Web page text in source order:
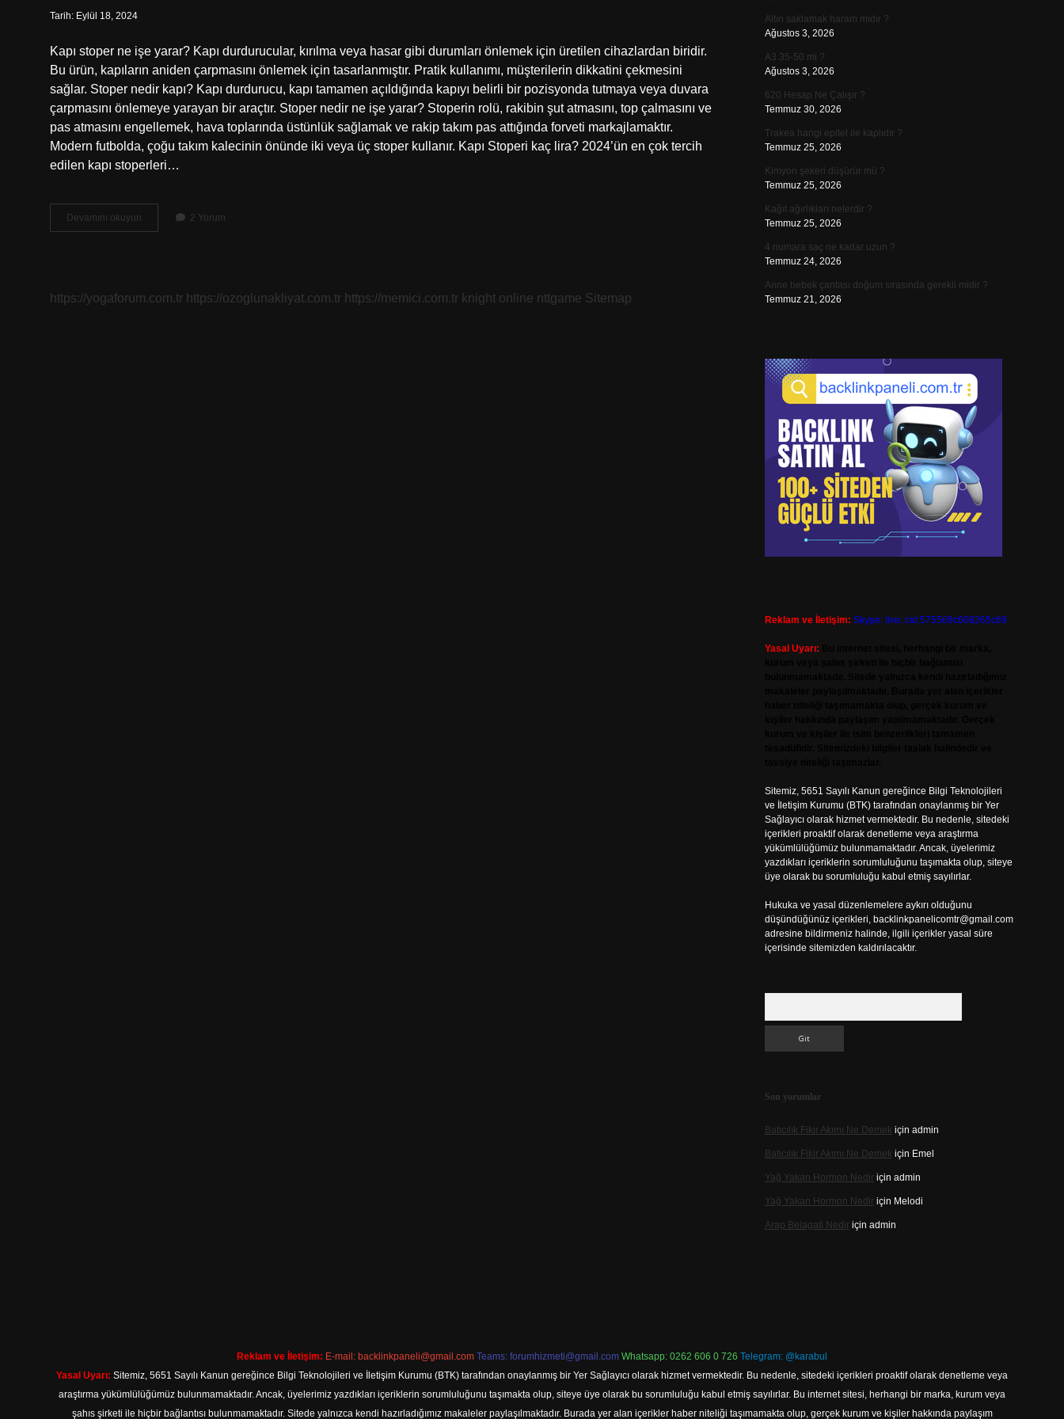
Tarih: Eylül 18, 2024
Kapı stoper ne işe yarar? Kapı durdurucular, kırılma veya hasar gibi durumları önlemek için üretilen cihazlardan biridir.
Bu ürün, kapıların aniden çarpmasını önlemek için tasarlanmıştır. Pratik kullanımı, müşterilerin dikkatini çekmesini
sağlar. Stoper nedir kapı? Kapı durdurucu, kapı tamamen açıldığında kapıyı belirli bir pozisyonda tutmaya veya duvara
çarpmasını önlemeye yarayan bir araçtır. Stoper nedir ne işe yarar? Stoperin rolü, rakibin şut atmasını, top çalmasını ve
pas atmasını engellemek, hava toplarında üstünlük sağlamak ve rakip takım pas attığında forveti markajlamaktır.
Modern futbolda, çoğu takım kalecinin önünde iki veya üç stoper kullanır. Kapı Stoperi kaç lira? 2024’ün en çok tercih
edilen kapı stoperleri…
Devamını okuyun
Kolu
2 Yorum
https://yogaforum.com.tr https://ozoglunakliyat.com.tr https://memici.com.tr knight online nttgame Sitemap
Altın saklamak haram mıdır ?
Ağustos 3, 2026
A3 35-50 mi ?
Ağustos 3, 2026
620 Hesap Ne Çalışır ?
Temmuz 30, 2026
Trakea hangi epitel ile kaplıdır ?
Temmuz 25, 2026
Kimyon şekeri düşürür mü ?
Temmuz 25, 2026
Kağıt ağırlıkları nelerdir ?
Temmuz 25, 2026
4 numara saç ne kadar uzun ?
Temmuz 24, 2026
Anne bebek çantası doğum sırasında gerekli midir ?
Temmuz 21, 2026
Reklam ve İletişim: Skype: live:.cid.575569c608265c69
Yasal Uyarı:
Sitemiz, 5651 Sayılı Kanun gereğince Bilgi Teknolojileri
ve İletişim Kurumu (BTK) tarafından onaylanmış bir Yer
Sağlayıcı olarak hizmet vermektedir. Bu nedenle, sitedeki
içerikleri proaktif olarak denetleme veya araştırma
yükümlülüğümüz bulunmamaktadır. Ancak, üyelerimiz
yazdıkları içeriklerin sorumluluğunu taşımakta olup, siteye
üye olarak bu sorumluluğu kabul etmiş sayılırlar.
Hukuka ve yasal düzenlemelere aykırı olduğunu
düşündüğünüz içerikleri, backlinkpanelicomtr@gmail.com
adresine bildirmeniz halinde, ilgili içerikler yasal süre
içerisinde sitemizden kaldırılacaktır.
Son yorumlar
Batıcılık Fikir Akımı Ne Demek için admin
Batıcılık Fikir Akımı Ne Demek için Emel
Yağ Yakan Hormon Nediriçin admin
Yağ Yakan Hormon Nediriçin Melodi
Arap Belagati Nediriçin admin
Reklam ve İletişim: E-mail: backlinkpaneli@gmail.com Teams: forumhizmeti@gmail.com Whatsapp: 0262 606 0 726 Telegram: @karabul
Yasal Uyarı: Sitemiz, 5651 Sayılı Kanun gereğince Bilgi Teknolojileri ve İletişim Kurumu (BTK) tarafından onaylanmış bir Yer Sağlayıcı olarak hizmet vermektedir. Bu nedenle, sitedeki içerikleri proaktif olarak denetleme veya
araştırma yükümlülüğümüz bulunmamaktadır. Ancak, üyelerimiz yazdıkları içeriklerin sorumluluğunu taşımakta olup, siteye üye olarak bu sorumluluğu kabul etmiş sayılırlar. Bu internet sitesi, herhangi bir marka, kurum veya
şahıs şirketi ile hiçbir bağlantısı bulunmamaktadır. Sitede yalnızca kendi hazırladığımız makaleler paylaşılmaktadır. Burada yer alan içerikler haber niteliği taşımamakta olup, gerçek kurum ve kişiler hakkında paylaşım